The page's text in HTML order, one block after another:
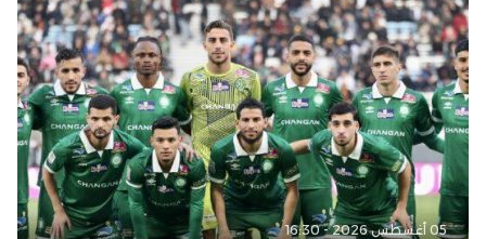
05 أغسطس 2026 - 16:30